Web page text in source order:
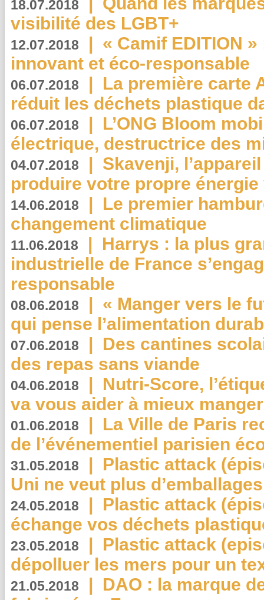
18.07.2018
visibilité des LGBT+
12.07.2018 | « Camif EDITION
innovant et éco-responsable
06.07.2018 | La première carte
réduit les déchets plastique
06.07.2018 | L’ONG Bloom
électrique, destructrice des
04.07.2018 | Skavenji,
produire votre propre
14.06.2018 | Le premier
changement climatique
11.06.2018 | Harrys : la plus
industrielle de France
responsable
08.06.2018 | « Manger vers le
qui pense l’alimentation
07.06.2018 | Des cantines
des repas sans viande
04.06.2018 | Nutri-Score,
va vous aider à mieux
01.06.2018 | La Ville de Paris
de l’événementiel parisien
31.05.2018 | Plastic attack
Uni ne veut plus
24.05.2018 | Plastic attack
échange vos déchets
23.05.2018 | Plastic attack
dépolluer les mers pour un
21.05.2018 | DAO : la marque